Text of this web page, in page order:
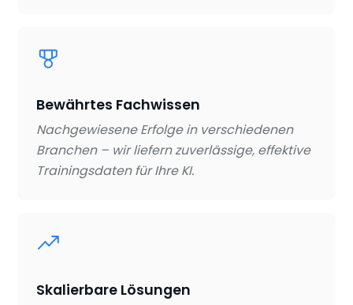
Bewährtes Fachwissen
Nachgewiesene Erfolge in verschiedenen
Branchen – wir liefern zuverlässige, effektive
Trainingsdaten für Ihre KI.
Skalierbare Lösungen